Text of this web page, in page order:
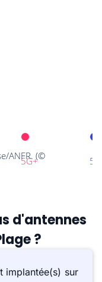
d'antennes
?
implantée(s) sur